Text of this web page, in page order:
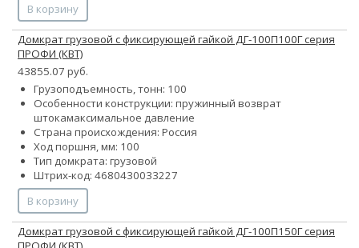
В корзину
Домкрат грузовой с фиксирующей гайкой ДГ-100П100Г серия
ПРОФИ (КВТ)
43855.07 руб.
Грузоподъемность, тонн: 100
Особенности конструкции: пружинный возврат
штокамаксимальное давление
Страна происхождения: Россия
Ход поршня, мм: 100
Тип домкрата: грузовой
Штрих-код: 4680430033227
В корзину
Домкрат грузовой с фиксирующей гайкой ДГ-100П150Г серия